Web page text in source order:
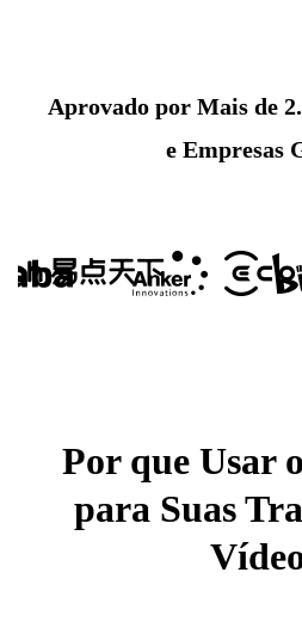
Aprovado por Mais de
e Empresas
Por que Usar
para Suas